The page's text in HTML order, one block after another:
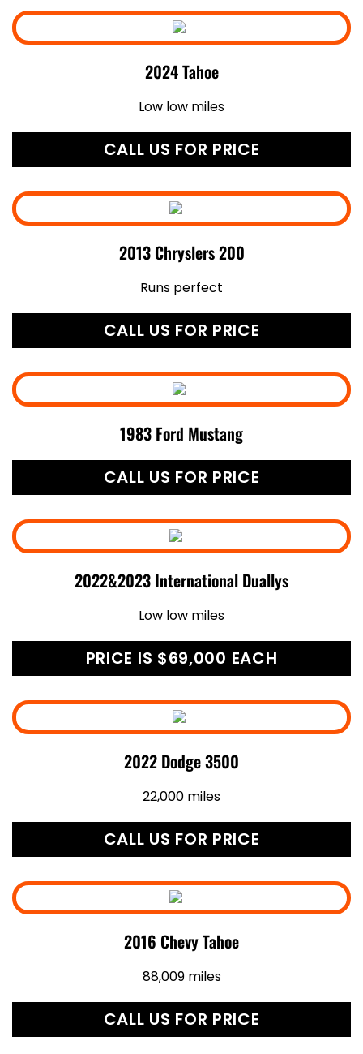
2024 Tahoe
Low low miles
CALL US FOR PRICE
2013 Chryslers 200
Runs perfect
CALL US FOR PRICE
1983 Ford Mustang
CALL US FOR PRICE
2022&2023 International Duallys
Low low miles
PRICE IS $69,000 EACH
2022 Dodge 3500
22,000 miles
CALL US FOR PRICE
2016 Chevy Tahoe
88,009 miles
CALL US FOR PRICE